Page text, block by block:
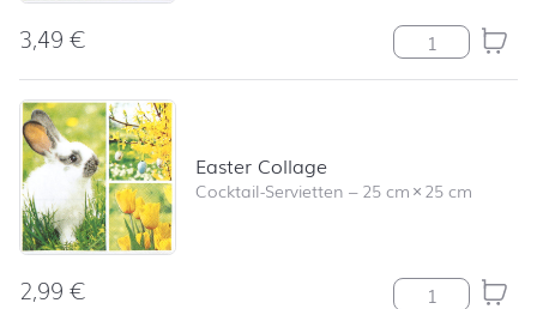
3,49€ Easter Collage
Easter Collage
Cocktail-Servietten –25 cm×25 cm
2,99€ Easter Collage